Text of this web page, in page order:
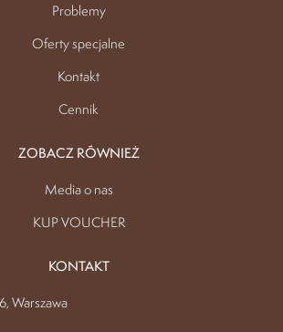
Problemy
Oferty specjalne
Kontakt
Cennik
ZOBACZ RÓWNIEŻ
Media o nas
KUP VOUCHER
KONTAKT
Warszawa